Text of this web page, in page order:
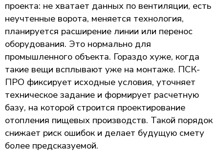
проекта: не хватает данных по вентиляции, есть
неучтенные ворота, меняется технология,
планируется расширение линии или перенос
оборудования. Это нормально для
промышленного объекта. Гораздо хуже, когда
такие вещи всплывают уже на монтаже. ПСК-
ПРО фиксирует исходные условия, уточняет
техническое задание и формирует расчетную
базу, на которой строится проектирование
отопления пищевых производств. Такой порядок
снижает риск ошибок и делает будущую смету
более предсказуемой.